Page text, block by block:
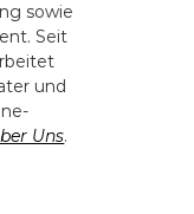
sowie
Seit
und
Uns.